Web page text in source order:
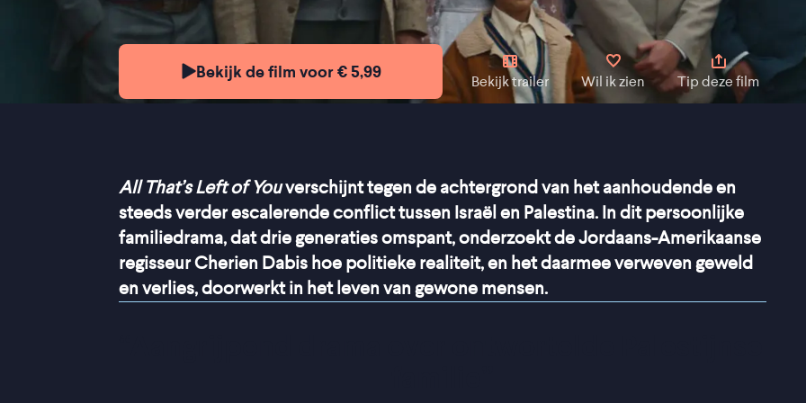
Bekijk de film voor € 5,99
Bekijk trailer Wil ik zien Tip deze film
All That’s Left of Youverschijnt tegen de achtergrond van het aanhoudende en
steeds verder escalerende conflict tussen Israël en Palestina. In dit persoonlijke
familiedrama, dat drie generaties omspant, onderzoekt de Jordaans-Amerikaanse
regisseur Cherien Dabis hoe politieke realiteit, en het daarmee verweven geweld
en verlies, doorwerkt in het leven van gewone mensen.